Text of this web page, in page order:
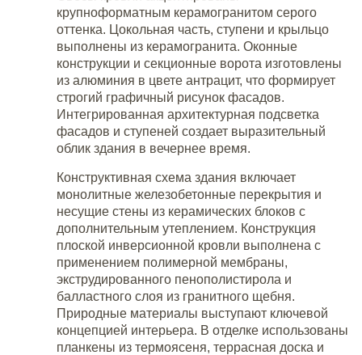
крупноформатным керамогранитом серого
оттенка. Цокольная часть, ступени и крыльцо
выполнены из керамогранита. Оконные
конструкции и секционные ворота изготовлены
из алюминия в цвете антрацит, что формирует
строгий графичный рисунок фасадов.
Интегрированная архитектурная подсветка
фасадов и ступеней создает выразительный
облик здания в вечернее время.
Конструктивная схема здания включает
монолитные железобетонные перекрытия и
несущие стены из керамических блоков с
дополнительным утеплением. Конструкция
плоской инверсионной кровли выполнена с
применением полимерной мембраны,
экструдированного пенополистирола и
балластного слоя из гранитного щебня.
Природные материалы выступают ключевой
концепцией интерьера. В отделке использованы
планкены из термоясеня, террасная доска и